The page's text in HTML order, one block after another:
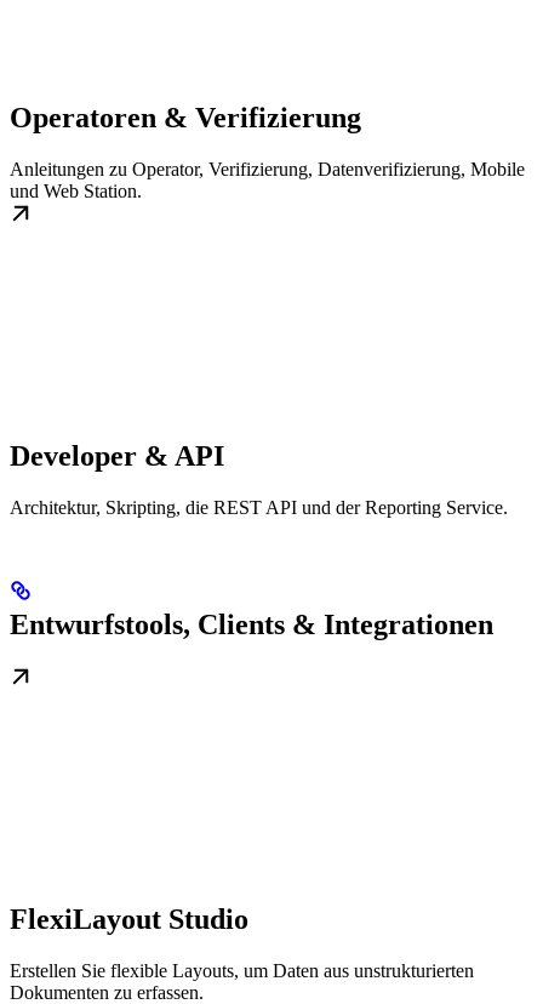
Operatoren & Verifizierung
Anleitungen zu Operator, Verifizierung, Datenverifizierung, Mobile
und Web Station.
Developer & API
Architektur, Skripting, die REST API und der Reporting Service.
Entwurfstools, Clients & Integrationen
FlexiLayout Studio
Erstellen Sie flexible Layouts, um Daten aus unstrukturierten
Dokumenten zu erfassen.